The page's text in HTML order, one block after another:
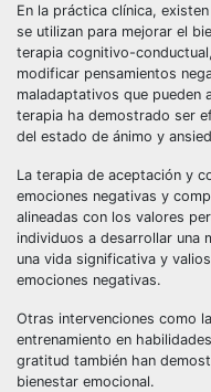
En la práctica clínica,
se utilizan para mejorar el
terapia cognitivo-
modificar pensamientos
maladaptativos que pueden
terapia ha demostrado ser
del estado de ánimo y
La terapia de aceptación y
emociones negativas y
alineadas con los valores
individuos a desarrollar una
una vida significativa y
emociones negativas.
Otras intervenciones como
entrenamiento en
gratitud también han
bienestar emocional.